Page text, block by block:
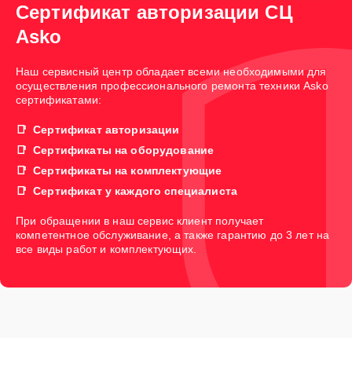
Сертификат авторизации СЦ
Asko
Наш сервисный центр обладает всеми необходимыми для
осуществления профессионального ремонта техники Asko
сертификатами:
Сертификат авторизации
Сертификаты на оборудование
Сертификаты на комплектующие
Сертификат у каждого специалиста
При обращении в наш сервис клиент получает
компетентное обслуживание, а также гарантию до 3 лет на
все виды работ и комплектующих.